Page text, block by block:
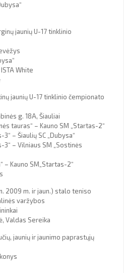
jaunių U-17 tinklinio
White
jaunių U-17 tinklinio čempionato
g. 18A, Šiauliai
tauras“ – Kauno SM „Startas-2“
– Šiaulių SC „Dubysa“
3“ – Vilniaus SM „Sostinės
– Kauno SM„Startas-2“
2009 m. ir jaun.) stalo teniso
varžybos
Valdas Sereika
jaunių ir jaunimo paprastųjų